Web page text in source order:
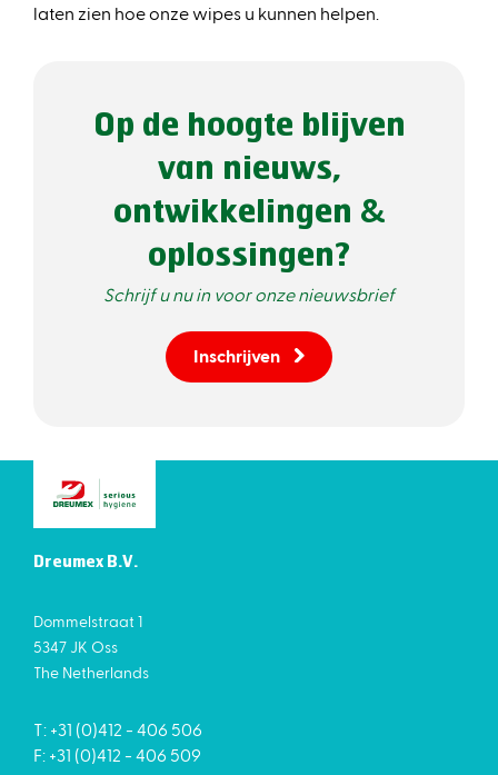
laten zien hoe onze wipes u kunnen helpen.
Op de hoogte blijven
van nieuws,
ontwikkelingen &
oplossingen?
Schrijf u nu in voor onze nieuwsbrief
Inschrijven
Dreumex B.V.
Dommelstraat 1
5347 JK Oss
The Netherlands
T: +31 (0)412 - 406 506
F: +31 (0)412 - 406 509